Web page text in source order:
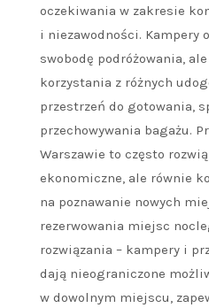
oczekiwania w zakresie
i niezawodności. Kampery
swobodę podróżowania,
korzystania z różnych
przestrzeń do gotowania,
przechowywania bagażu.
Warszawie to często
ekonomiczne, ale równie
na poznawanie nowych
rezerwowania miejsc
rozwiązania – kampery i
dają nieograniczone
w dowolnym miejscu,